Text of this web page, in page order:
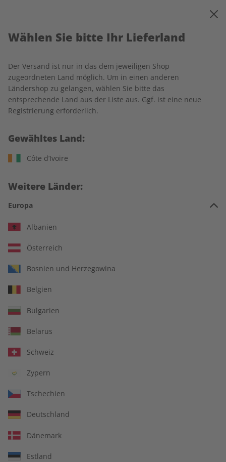
Startseite für den Unterricht
Spotlight-Wunschabo
LESEPROBE
Spotlight Digital für Ihren
Unterricht
Wählen Sie bitte Ihr Lieferland
Der Versand ist nur in das dem jeweiligen Shop
zugeordneten Land möglich. Um in einen anderen
Ländershop zu gelangen, wählen Sie bitte das
entsprechende Land aus der Liste aus. Ggf. ist eine neue
Registrierung erforderlich.
Gewähltes Land:
Côte d’Ivoire
Weitere Länder:
Europa
Albanien
Österreich
Bosnien und Herzegowina
Belgien
Bulgarien
Belarus
Schweiz
Zypern
Tschechien
Deutschland
Dänemark
Estland